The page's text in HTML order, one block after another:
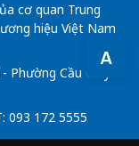
A
cơ quan Trung
hiệu Việt Nam
Cầu Giấy -
093 172 5555